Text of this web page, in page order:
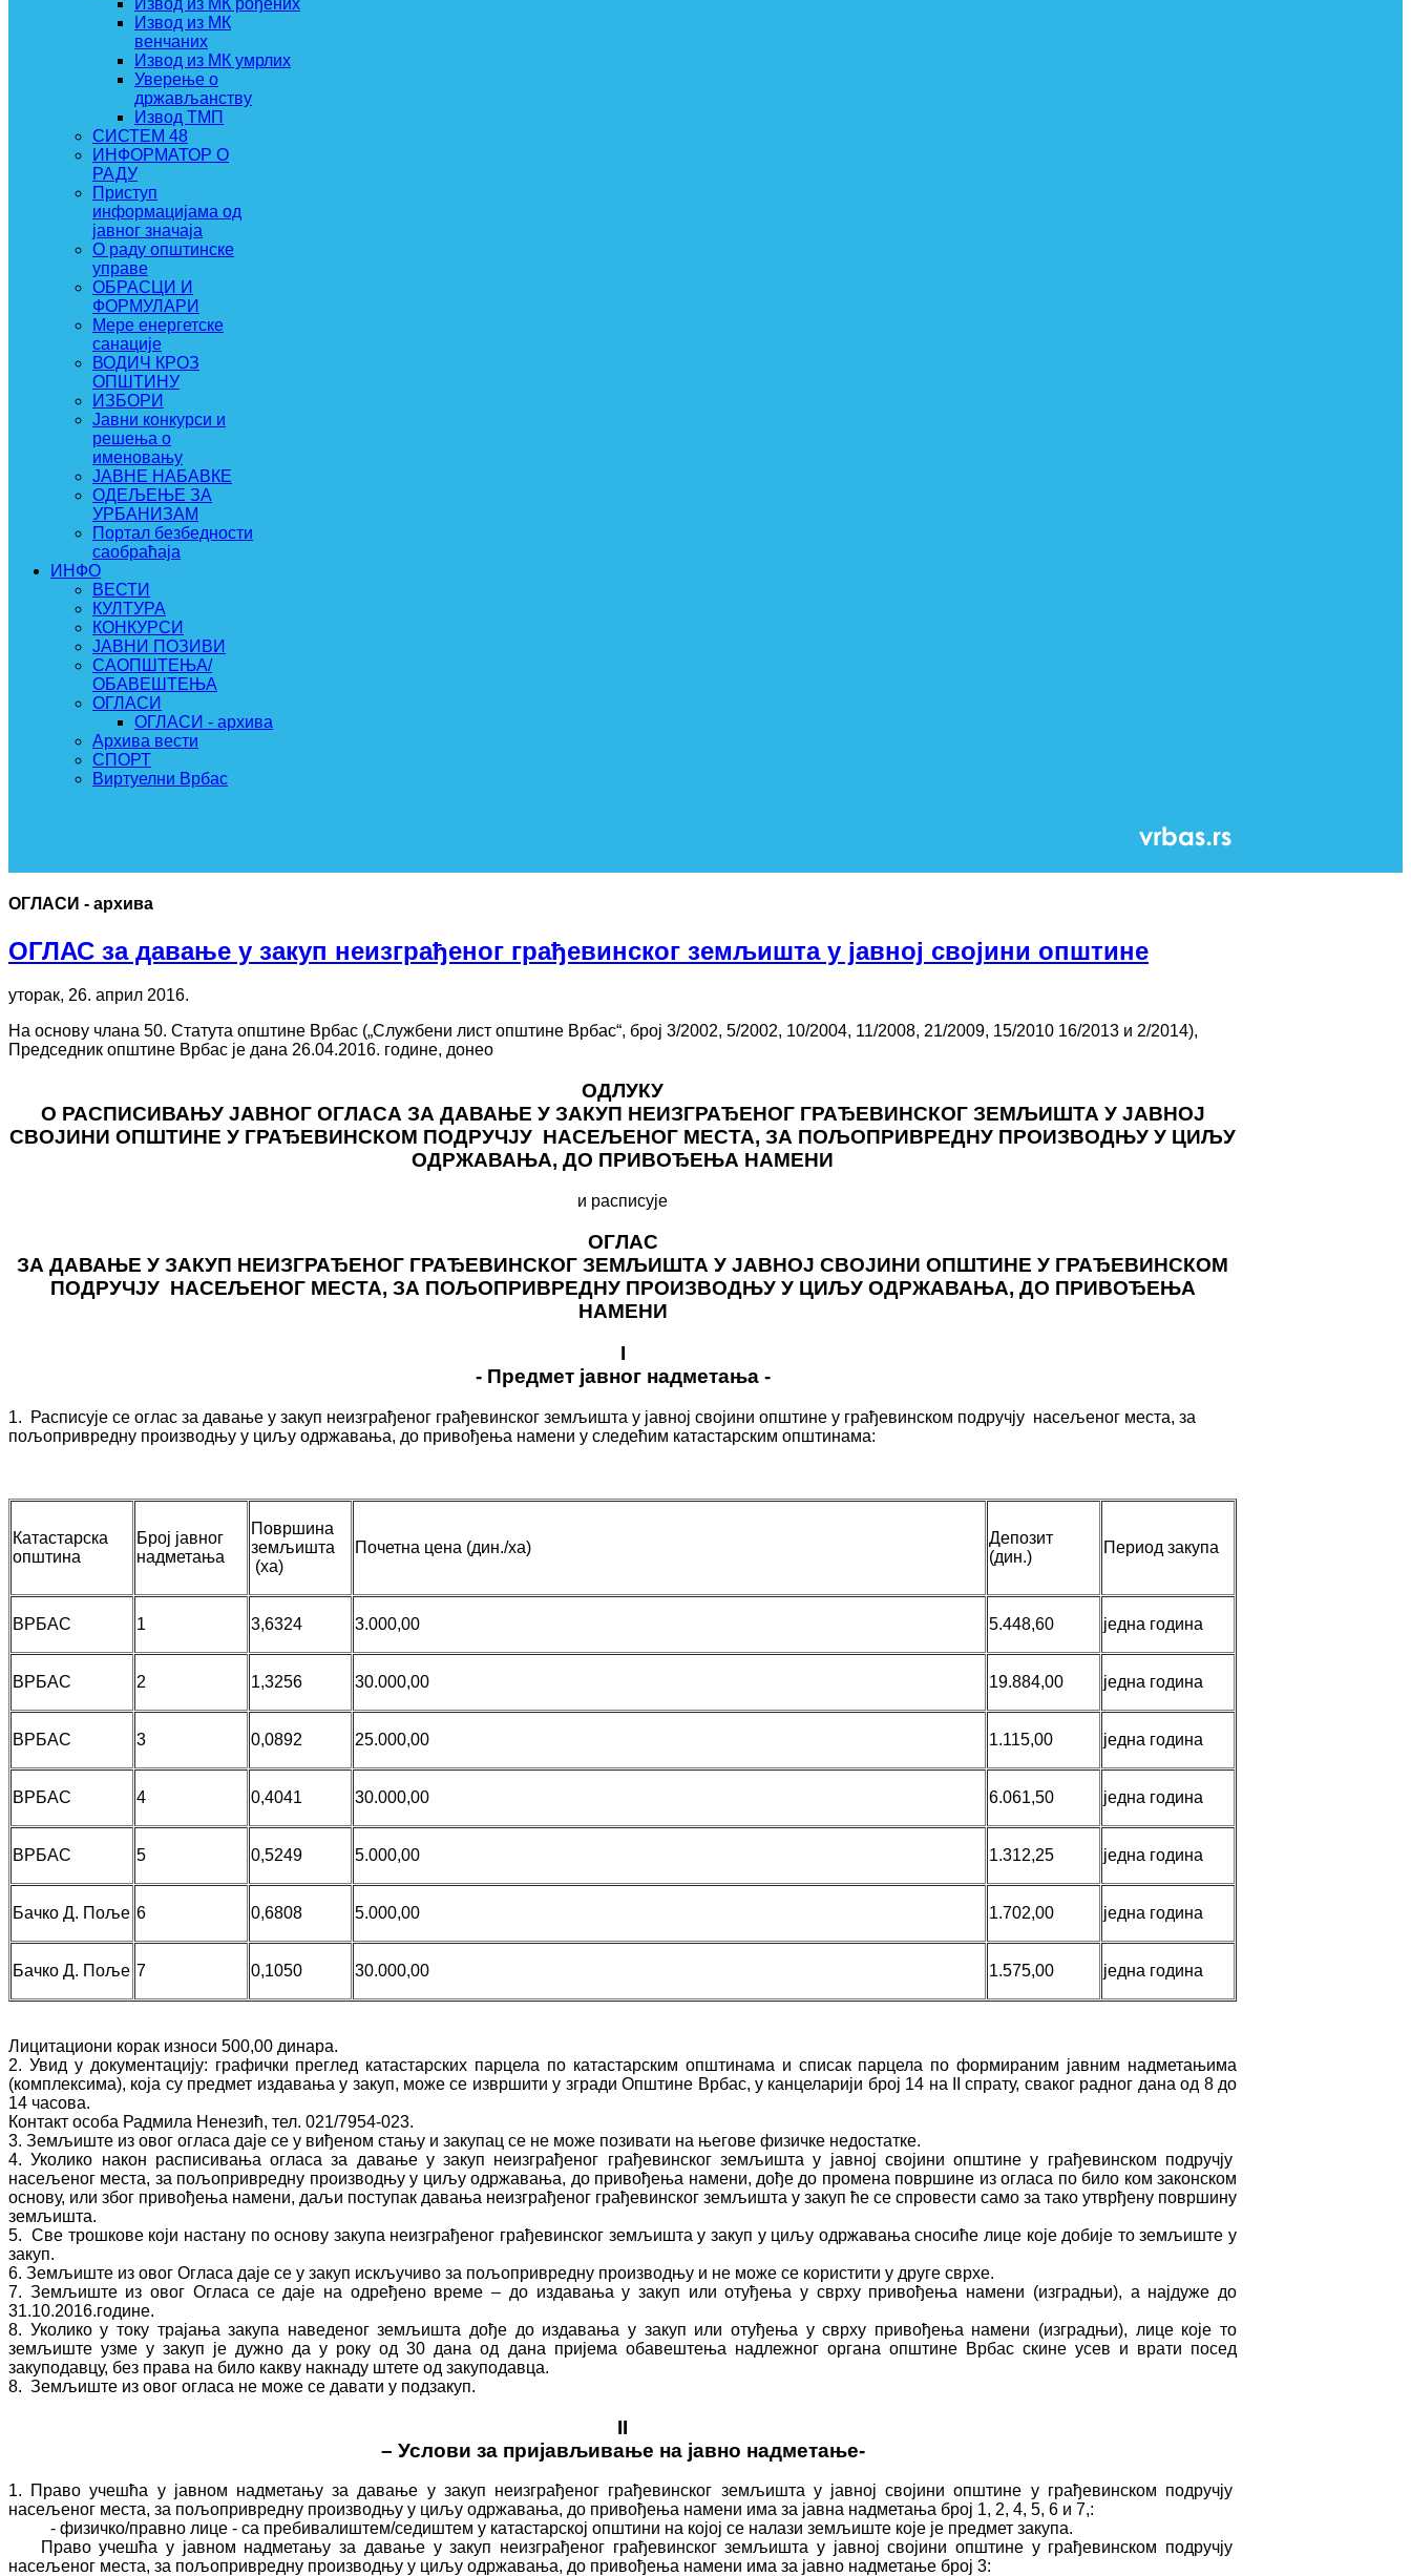
Извод из МК рођених
Извод из МК
венчаних
Извод из МК умрлих
Уверење о
држављанству
Извод ТМП
СИСТЕМ 48
ИНФОРМАТОР О
РАДУ
Приступ
информацијама од
јавног значаја
О раду општинске
управе
ОБРАСЦИ И
ФОРМУЛАРИ
Мере енергетске
санације
ВОДИЧ КРОЗ
ОПШТИНУ
ИЗБОРИ
Јавни конкурси и
решења о
именовању
ЈАВНЕ НАБАВКЕ
ОДЕЉЕЊЕ ЗА
УРБАНИЗАМ
Портал безбедности
саобраћаја
ИНФО
ВЕСТИ
КУЛТУРА
КОНКУРСИ
ЈАВНИ ПОЗИВИ
САОПШТЕЊА/
ОБАВЕШТЕЊА
ОГЛАСИ
ОГЛАСИ - архива
Архива вести
СПОРТ
Виртуелни Врбас
ОГЛАСИ - архива
ОГЛАС за давање у закуп неизграђеног грађевинског земљишта у јавној својини општине
уторак, 26. април 2016.
На основу члана 50. Статута општине Врбас („Службени лист општине Врбас“, број 3/2002, 5/2002, 10/2004, 11/2008, 21/2009, 15/2010 16/2013 и 2/2014),
Председник општине Врбас је дана 26.04.2016. године, донео
ОДЛУКУ
О РАСПИСИВАЊУ ЈАВНОГ ОГЛАСА ЗА ДАВАЊЕ У ЗАКУП НЕИЗГРАЂЕНОГ ГРАЂЕВИНСКОГ ЗЕМЉИШТА У ЈАВНОЈ
СВОЈИНИ ОПШТИНЕ У ГРАЂЕВИНСКОМ ПОДРУЧЈУ НАСЕЉЕНОГ МЕСТА, ЗА ПОЉОПРИВРЕДНУ ПРОИЗВОДЊУ У ЦИЉУ
ОДРЖАВАЊА, ДО ПРИВОЂЕЊА НАМЕНИ
и расписује
ОГЛАС
ЗА ДАВАЊЕ У ЗАКУП НЕИЗГРАЂЕНОГ ГРАЂЕВИНСКОГ ЗЕМЉИШТА У ЈАВНОЈ СВОЈИНИ ОПШТИНЕ У ГРАЂЕВИНСКОМ
ПОДРУЧЈУ НАСЕЉЕНОГ МЕСТА, ЗА ПОЉОПРИВРЕДНУ ПРОИЗВОДЊУ У ЦИЉУ ОДРЖАВАЊА, ДО ПРИВОЂЕЊА
НАМЕНИ
I
- Предмет јавног надметања -
1. Расписује се оглас за давање у закуп неизграђеног грађевинског земљишта у јавној својини општине у грађевинском подручју насељеног места, за
пољопривредну производњу у циљу одржавања, до привођења намени у следећим катастарским општинама:
Катастарска
општина
Број јавног
надметања
Површина
земљишта
(ха)
Почетна цена (дин./ха)
Депозит
(дин.)
Период закупа
ВРБАС 1 3,6324 3.000,00 5.448,60 једна година
ВРБАС 2 1,3256 30.000,00 19.884,00 једна година
ВРБАС 3 0,0892 25.000,00 1.115,00 једна година
ВРБАС 4 0,4041 30.000,00 6.061,50 једна година
ВРБАС 5 0,5249 5.000,00 1.312,25 једна година
Бачко Д. Поље 6 0,6808 5.000,00 1.702,00 једна година
Бачко Д. Поље 7 0,1050 30.000,00 1.575,00 једна година
Лицитациони корак износи 500,00 динара.
2. Увид у документацију: графички преглед катастарских парцела по катастарским општинама и списак парцела по формираним јавним надметањима
(комплексима), која су предмет издавања у закуп, може се извршити у згради Општине Врбас, у канцеларији број 14 на II спрату, сваког радног дана од 8 до
14 часова.
Контакт особа Радмила Ненезић, тел. 021/7954-023.
3. Земљиште из овог огласа даје се у виђеном стању и закупац се не може позивати на његове физичке недостатке.
4. Уколико након расписивања огласа за давање у закуп неизграђеног грађевинског земљишта у јавној својини општине у грађевинском подручју
насељеног места, за пољопривредну производњу у циљу одржавања, до привођења намени, дође до промена површине из огласа по било ком законском
основу, или због привођења намени, даљи поступак давања неизграђеног грађевинског земљишта у закуп ће се спровести само за тако утврђену површину
земљишта.
5. Све трошкове који настану по основу закупа неизграђеног грађевинског земљишта у закуп у циљу одржавања сносиће лице које добије то земљиште у
закуп.
6. Земљиште из овог Огласа даје се у закуп искључиво за пољопривредну производњу и не може се користити у друге сврхе.
7. Земљиште из овог Огласа се даје на одређено време – до издавања у закуп или отуђења у сврху привођења намени (изградњи), а најдуже до
31.10.2016.године.
8. Уколико у току трајања закупа наведеног земљишта дође до издавања у закуп или отуђења у сврху привођења намени (изградњи), лице које то
земљиште узме у закуп је дужно да у року од 30 дана од дана пријема обавештења надлежног органа општине Врбас скине усев и врати посед
закуподавцу, без права на било какву накнаду штете од закуподавца.
8. Земљиште из овог огласа не може се давати у подзакуп.
II
– Услови за пријављивање на јавно надметање-
1. Право учешћа у јавном надметању за давање у закуп неизграђеног грађевинског земљишта у јавној својини општине у грађевинском подручју
насељеног места, за пољопривредну производњу у циљу одржавања, до привођења намени има за јавна надметања број 1, 2, 4, 5, 6 и 7,:
- физичко/правно лице - са пребивалиштем/седиштем у катастарској општини на којој се налази земљиште које је предмет закупа.
Право учешћа у јавном надметању за давање у закуп неизграђеног грађевинског земљишта у јавној својини општине у грађевинском подручју
насељеног места, за пољопривредну производњу у циљу одржавања, до привођења намени има за јавно надметање број 3: